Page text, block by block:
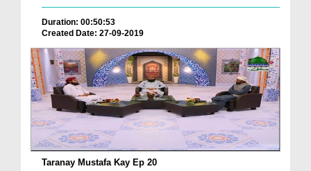
Duration: 00:50:53
Created Date: 27-09-2019
Taranay Mustafa Kay Ep 20